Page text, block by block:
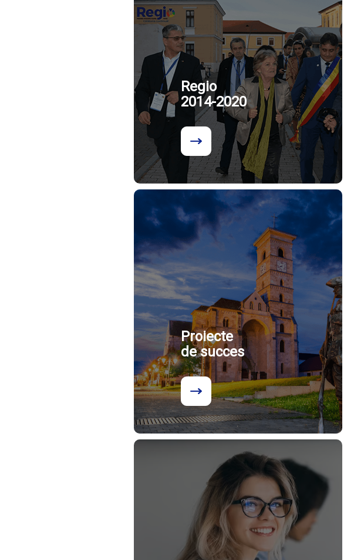
Regio
2014-2020
Proiecte
de succes